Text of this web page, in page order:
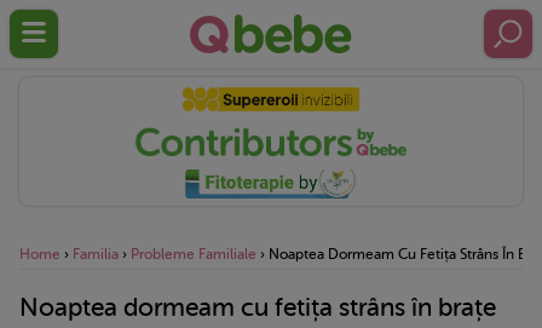
Home › Familia › Probleme Familiale › Noaptea Dormeam Cu Fetița Strâns În
Noaptea dormeam cu fetița strâns în brațe